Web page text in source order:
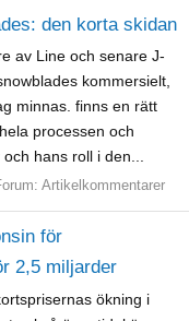
den korta skidan
av Line och senare J-
kommersielt,
minnas. finns en rätt
processen och
hans roll i den...
Artikelkommentarer
för
2,5 miljarder
ökning i